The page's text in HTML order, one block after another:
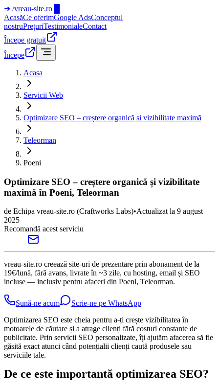
➜ /vreau-site.ro
AcasăCe oferimGoogle AdsConceptul
nostruPrețuriTestimonialeContact
Începe gratuit
Începe
Acasa
Servicii Web
Optimizare SEO – creștere organică și vizibilitate maximă
Teleorman
Poeni
Optimizare SEO – creștere organică și vizibilitate
maximă în Poeni, Teleorman
de Echipa vreau-site.ro (Craftworks Labs)•Actualizat la 9 august
2025
Recomandă acest serviciu
vreau-site.ro creează site-uri de prezentare prin abonament de la
19€/lună, fără avans, livrate în ~3 zile, cu hosting, email și SEO
incluse — inclusiv pentru afaceri din Poeni, Teleorman.
Sună-ne acum
Scrie-ne pe WhatsApp
Optimizarea SEO este cheia pentru a-ți crește vizibilitatea în
motoarele de căutare și a atrage clienți fără costuri constante de
publicitate. Prin servicii SEO personalizate, îți ajutăm afacerea să fie
găsită exact atunci când potențialii clienți caută produsele sau
serviciile tale.
De ce este importantă optimizarea SEO?